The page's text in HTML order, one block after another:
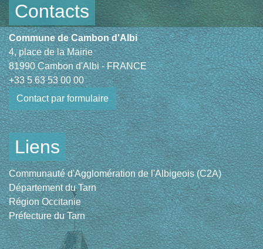
Contacts
Commune de Cambon d'Albi
4, place de la Mairie
81990 Cambon d'Albi - FRANCE
+33 5 63 53 00 00
Contact par formulaire
Liens
Communauté d'Agglomération de l'Albigeois (C2A)
Département du Tarn
Région Occitanie
Préfecture du Tarn